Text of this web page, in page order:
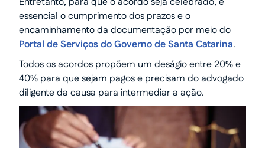
essencial o cumprimento dos prazos e o
encaminhamento da documentação por meio do
Portal de Serviços do Governo de Santa Catarina.
Todos os acordos propõem um deságio entre 20% e
40% para que sejam pagos e precisam do advogado
diligente da causa para intermediar a ação.